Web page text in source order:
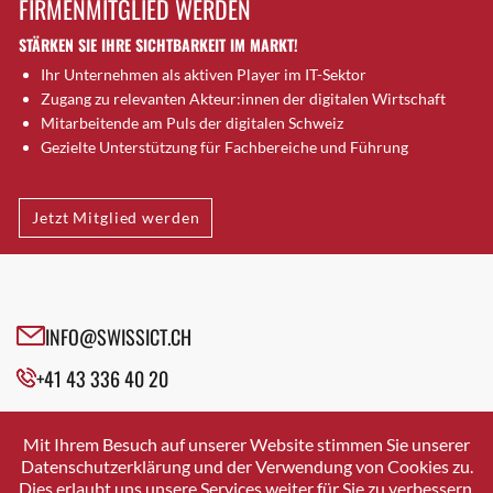
Brugg AG
Brütten
Bubendorf
Bubikon
Buchs (SG)
Bäretswil
Bülach
Cazis
Crissier
Davos Platz
Dierikon
Dietikon
FIRMENMITGLIED WERDEN
STÄRKEN SIE IHRE SICHTBARKEIT IM MARKT!
Ihr Unternehmen als aktiven Player im IT-Sektor
Zugang zu relevanten Akteur:innen der digitalen Wirtschaft
Mitarbeitende am Puls der digitalen Schweiz
Gezielte Unterstützung für Fachbereiche und Führung
Jetzt Mitglied werden
INFO@SWISSICT.CH
+41 43 336 40 20
SWISSICT
VULKANSTRASSE 120
8048 ZURICH
Mit Ihrem Besuch auf unserer Website stimmen Sie unserer
Datenschutzerklärung und der Verwendung von Cookies zu.
Dies erlaubt uns unsere Services weiter für Sie zu verbessern.